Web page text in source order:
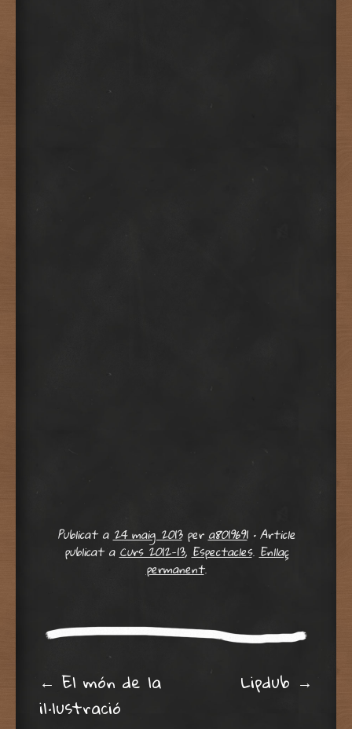
Publicat a 24 maig 2013per a8019691 •Article
publicat a Curs 2012-13, Espectacles. Enllaç
permanent.
Post navigation
← El món de la
il·lustració
Lipdub →